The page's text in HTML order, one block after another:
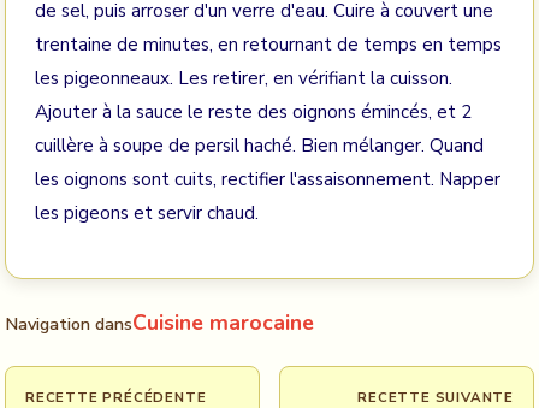
de sel, puis arroser d'un verre d'eau. Cuire à couvert une
trentaine de minutes, en retournant de temps en temps
les pigeonneaux. Les retirer, en vérifiant la cuisson.
Ajouter à la sauce le reste des oignons émincés, et 2
cuillère à soupe de persil haché. Bien mélanger. Quand
les oignons sont cuits, rectifier l'assaisonnement. Napper
les pigeons et servir chaud.
Navigation dansCuisine marocaine
RECETTE PRÉCÉDENTE RECETTE SUIVANTE